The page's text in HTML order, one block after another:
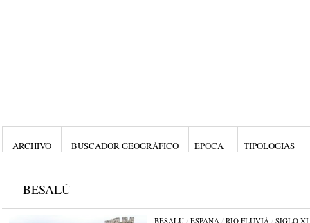
ARCHIVO BUSCADOR GEOGRÁFICO ÉPOCA TIPOLOGÍAS
BESALÚ
BESALÚ/ ESPAÑA/ RÍO FLUVIÁ/ SIGLO XI